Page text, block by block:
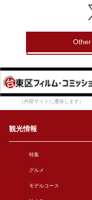
（外部サイトに遷移します）
観光情報
特集
グルメ
モデルコース